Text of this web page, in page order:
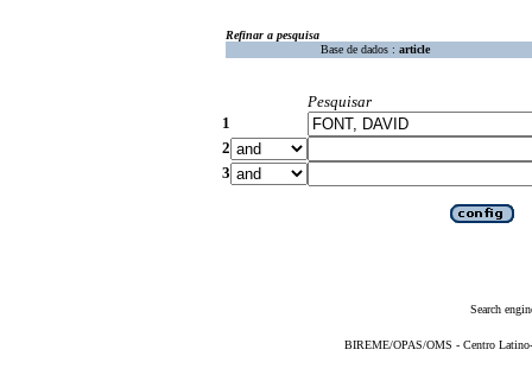
Refinar a pesquisa
Base de dados : article
Pesquisar
1
2
3
Search
BIREME/OPAS/OMS - Centro Latino-